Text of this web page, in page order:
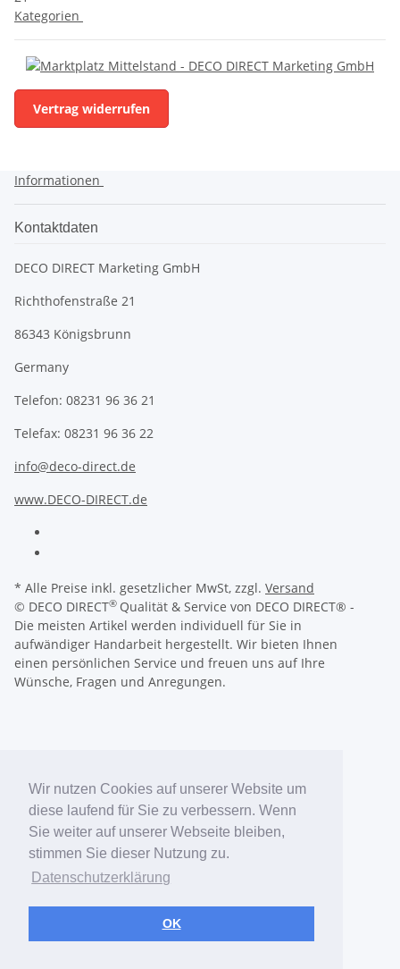
Wir nutzen Cookies auf unserer Website um
diese laufend für Sie zu verbessern. Wenn
Sie weiter auf unserer Webseite bleiben,
stimmen Sie dieser Nutzung zu.
Datenschutzerklärung
OK
Kategorien
Vertrag widerrufen
Informationen
Kontaktdaten
DECO DIRECT Marketing GmbH
Richthofenstraße 21
86343 Königsbrunn
Germany
Telefon: 08231 96 36 21
Telefax: 08231 96 36 22
info@deco-direct.de
www.DECO-DIRECT.de
* Alle Preise inkl. gesetzlicher MwSt, zzgl. Versand
© DECO DIRECT® Qualität & Service von DECO DIRECT® -
Die meisten Artikel werden individuell für Sie in
aufwändiger Handarbeit hergestellt. Wir bieten Ihnen
einen persönlichen Service und freuen uns auf Ihre
Wünsche, Fragen und Anregungen.